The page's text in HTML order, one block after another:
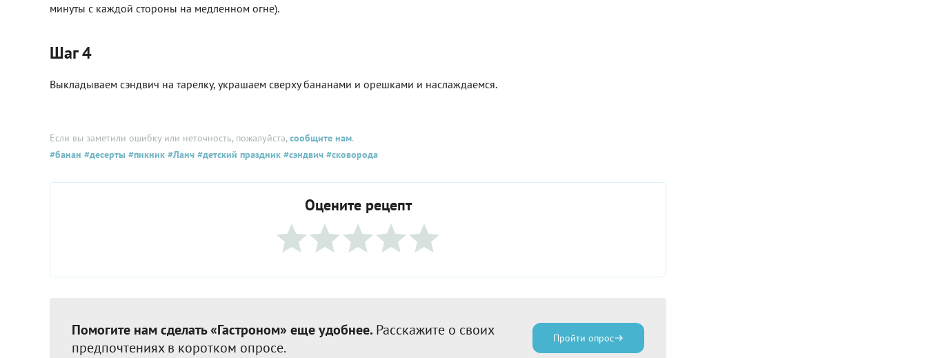
минуты с каждой стороны на медленном огне).
Шаг 4
Выкладываем сэндвич на тарелку, украшаем сверху бананами и орешками и наслаждаемся.
Если вы заметили ошибку или неточность, пожалуйста,сообщите нам.
#банан #десерты #пикник #Ланч #детский праздник #сэндвич #сковорода
Оцените рецепт
Помогите нам сделать «Гастроном» еще удобнее. Расскажите о своих
предпочтениях в коротком опросе.
Пройти опрос